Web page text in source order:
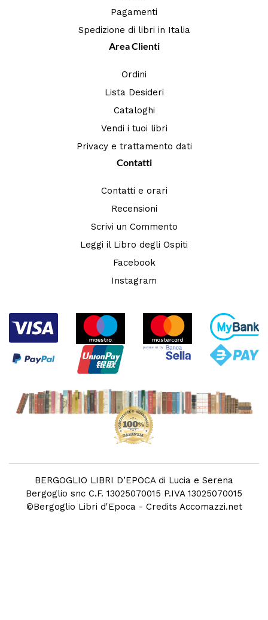
Pagamenti
Spedizione di libri in Italia
Area Clienti
Ordini
Lista Desideri
Cataloghi
Vendi i tuoi libri
Privacy e trattamento dati
Contatti
Contatti e orari
Recensioni
Scrivi un Commento
Leggi il Libro degli Ospiti
Facebook
Instagram
BERGOGLIO LIBRI D’EPOCA di Lucia e Serena
Bergoglio snc C.F. 13025070015 P.IVA 13025070015
©Bergoglio Libri d'Epoca - Credits Accomazzi.net